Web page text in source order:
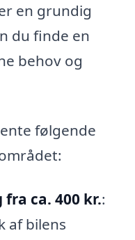
en grundig
du finde en
behov og
følgende
ca. 400 kr.:
af bilens